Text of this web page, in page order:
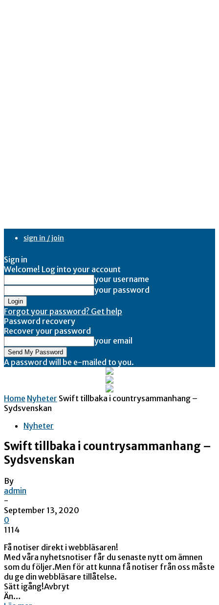
sign in / join
Sign in
Welcome! Log into your account
your username
your password
Forgot your password? Get help
Password recovery
Recover your password
your email
A password will be e-mailed to you.
Home Nyheter Swift tillbaka i countrysammanhang –
Sydsvenskan
Nyheter
Swift tillbaka i countrysammanhang –
Sydsvenskan
By
admin
-
September 13, 2020
0
1114
Få notiser direkt i webbläsaren!
Med våra nyhetsnotiser får du senaste nytt om ämnen
som du följer.Men för att kunna få notiser från oss måste
du ge din webbläsare tillåtelse.
Sätt igång!Avbryt
Än…